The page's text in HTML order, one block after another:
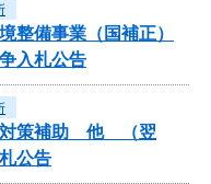
整備事業（国補正）
入札公告
対策補助 他 （翌
公告